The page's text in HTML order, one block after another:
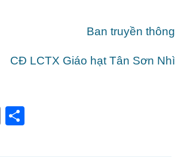
Ban truyền thông
CĐ LCTX Giáo hạt Tân Sơn Nhì
E